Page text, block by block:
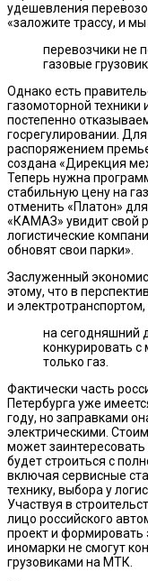
удешевления
«заложите трассу, и
перевозчики не
газовые
Однако есть
газомоторной
постепенно
госрегулировании.
распоряжением
создана «Дирекция
Теперь нужна
стабильную цену на
отменить «Платон»
«КАМАЗ» увидит свой
логистические
обновят свои парки».
Заслуженный
этому, что в
и
на сегодняшний
конкурировать
только газ.
Фактически часть
Петербурга уже
году, но заправками
электрическими.
может
будет строиться с
включая сервисные
технику, выбора у
Участвуя в
лицо российского
проект и формировать
иномарки не смогут
грузовиками на МТК.